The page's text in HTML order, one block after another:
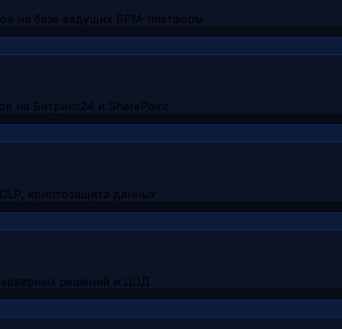
на базе ведущих BPM-платформ
на Битрикс24 и SharePoint
криптозащита данных
решений и ЦОД